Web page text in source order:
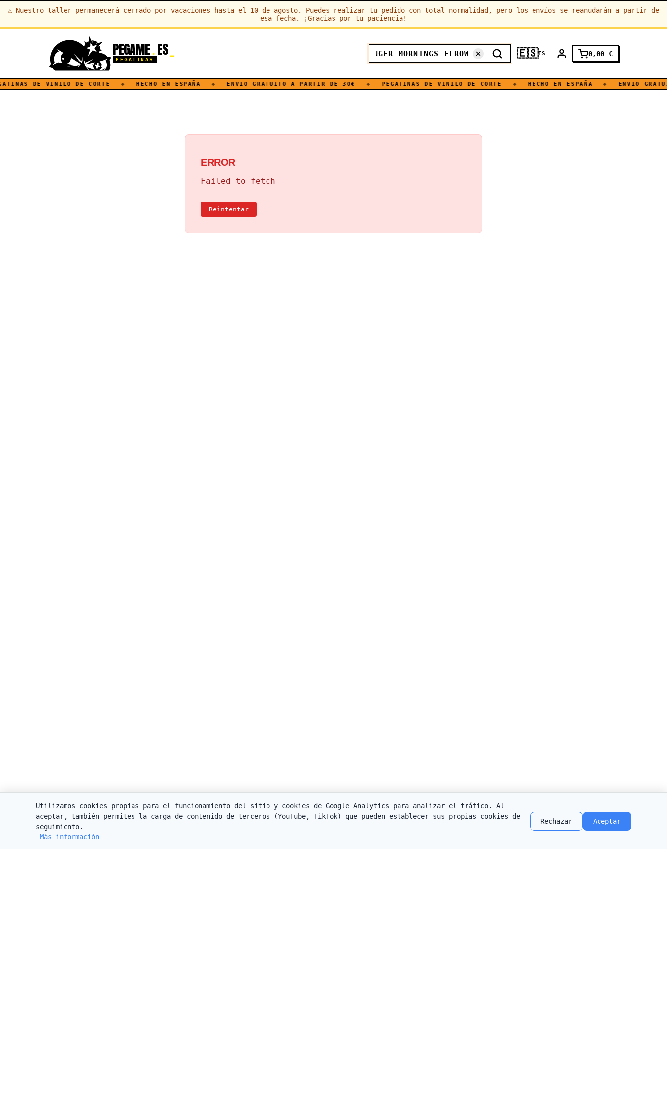
⚠ Nuestro taller permanecerá cerrado por vacaciones hasta el 10 de agosto. Puedes realizar tu pedido con total normalidad, pero los envíos se reanudarán a partir de
esa fecha. ¡Gracias por tu paciencia!
PEGAME . ES
PEGATINAS 🇪🇸ES 0,00 €
DE VINILO DE CORTE ◆ HECHO EN ESPAÑA ◆ ENVIO GRATUITO A PARTIR DE 30€ ◆ PEGATINAS DE VINILO DE CORTE ◆ HECHO EN ESPAÑA ◆ ENVIO
ERROR
Failed to fetch
Reintentar
Utilizamos cookies propias para el funcionamiento del sitio y cookies de Google Analytics para analizar el tráfico. Al
aceptar, también permites la carga de contenido de terceros (YouTube, TikTok) que pueden establecer sus propias cookies de
seguimiento.
Más información
Rechazar Aceptar